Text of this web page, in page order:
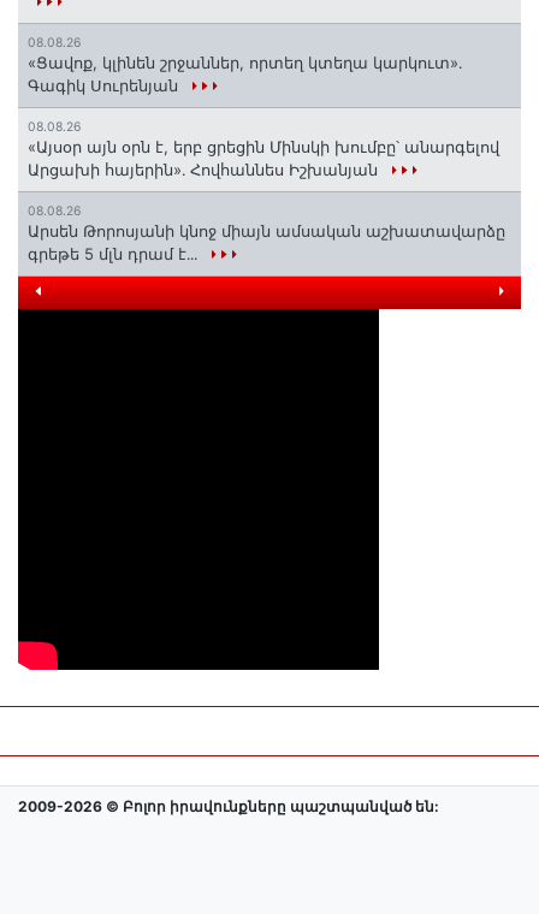
08.08.26
«Ցավոք, կլինեն շրջաններ, որտեղ կտեղա կարկուտ»․
Գագիկ Սուրենյան
08.08.26
«Այսօր այն օրն է, երբ ցրեցին Մինսկի խումբը՝ անարգելով
Արցախի հայերին»․ Հովհաննես Իշխանյան
08.08.26
Արսեն Թորոսյանի կնոջ միայն ամսական աշխատավարձը
գրեթե 5 մլն դրամ է․․․
2009-2026 © Բոլոր իրավունքները պաշտպանված են: